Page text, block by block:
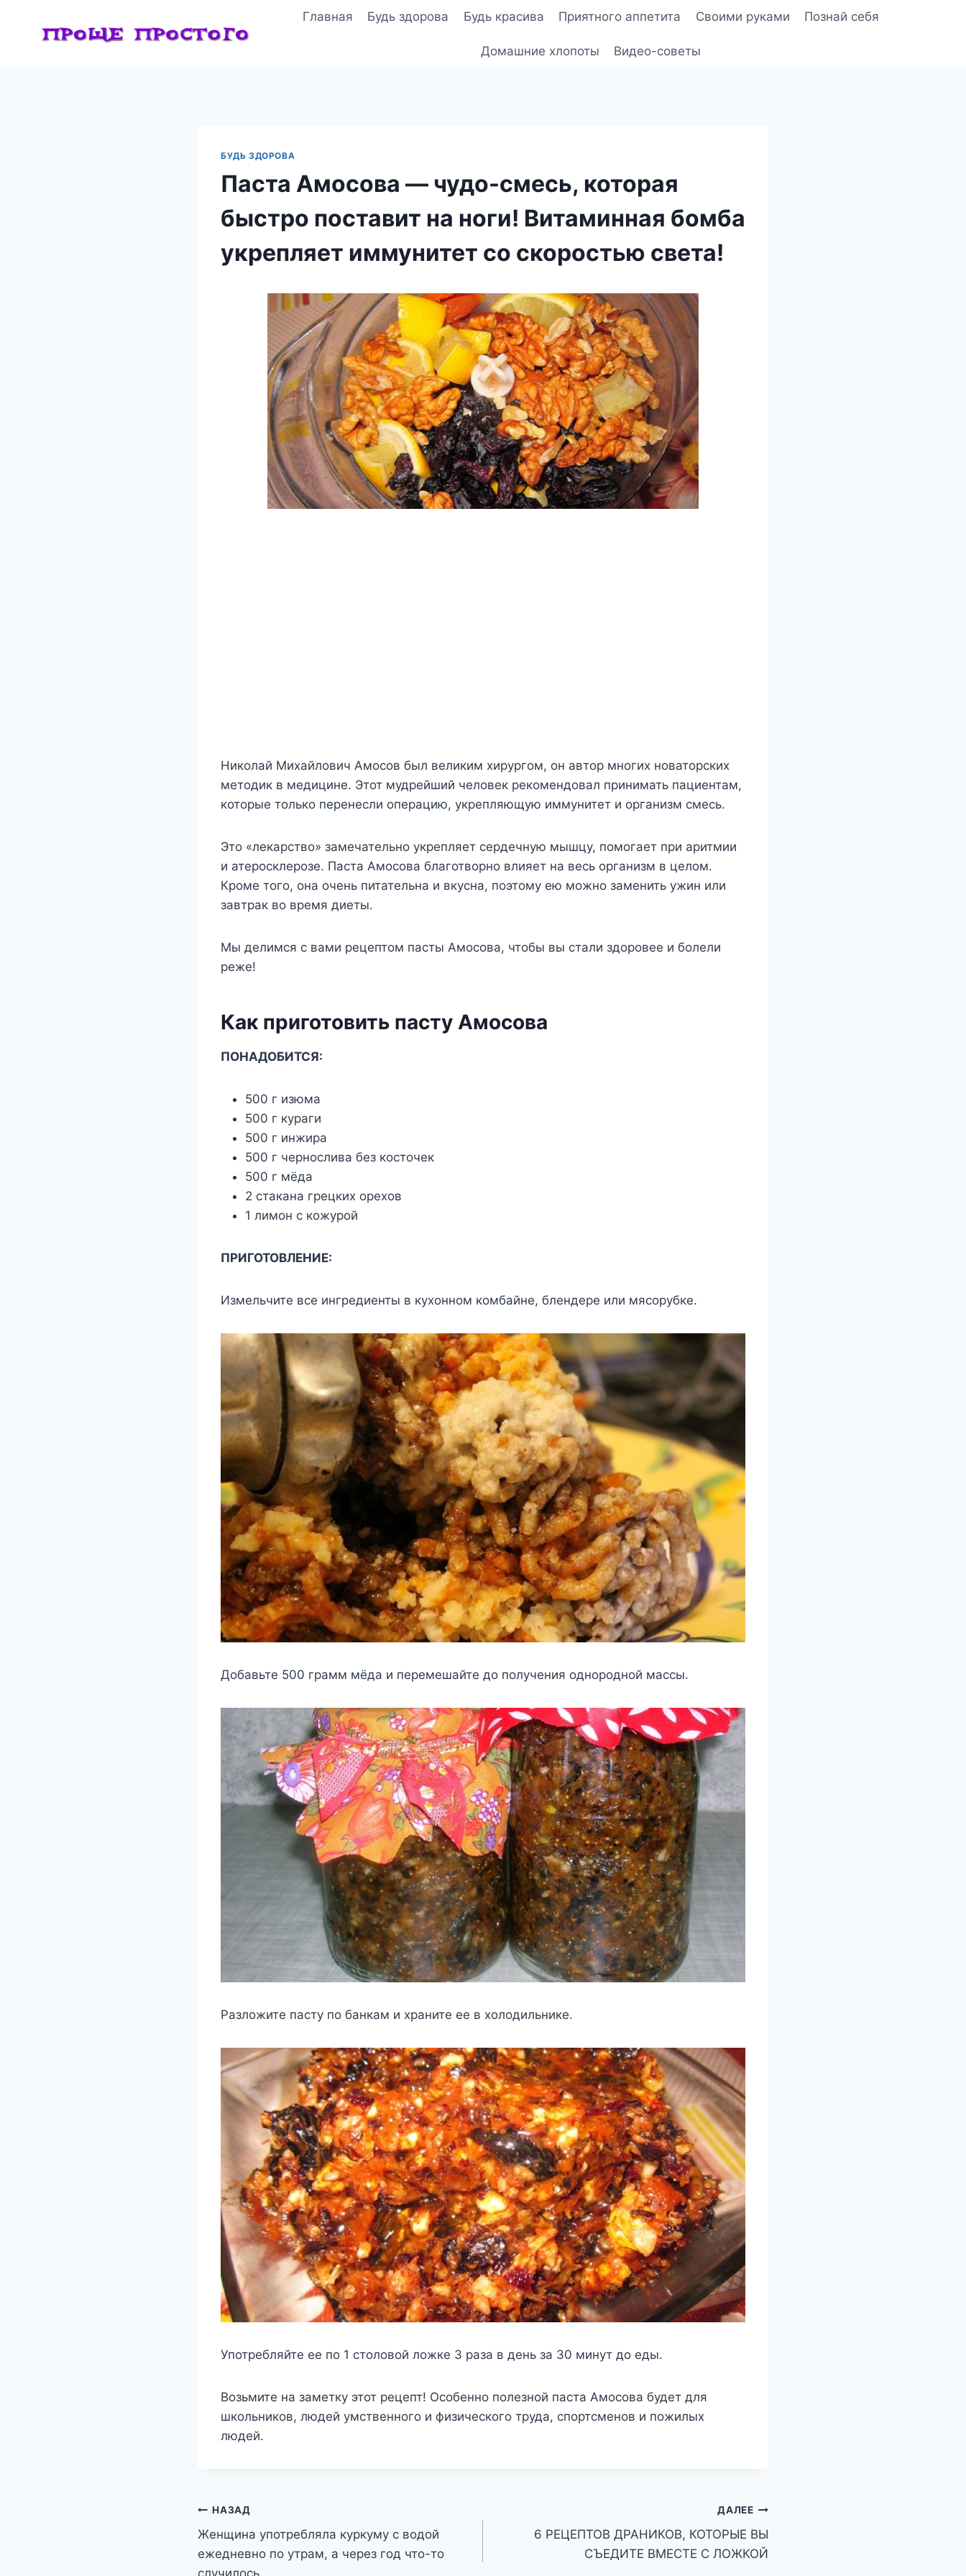
Главная Будь здорова Будь красива Приятного аппетита Своими руками Познай себя
Домашние хлопоты Видео-советы
БУДЬ ЗДОРОВА
Паста Амосова — чудо-смесь, которая
быстро поставит на ноги! Витаминная бомба
укрепляет иммунитет со скоростью света!
Николай Михайлович Амосов был великим хирургом, он автор многих новаторских
методик в медицине. Этот мудрейший человек рекомендовал принимать пациентам,
которые только перенесли операцию, укрепляющую иммунитет и организм смесь.
Это «лекарство» замечательно укрепляет сердечную мышцу, помогает при аритмии
и атеросклерозе. Паста Амосова благотворно влияет на весь организм в целом.
Кроме того, она очень питательна и вкусна, поэтому ею можно заменить ужин или
завтрак во время диеты.
Мы делимся с вами рецептом пасты Амосова, чтобы вы стали здоровее и болели
реже!
Как приготовить пасту Амосова
ПОНАДОБИТСЯ:
500 г изюма
500 г кураги
500 г инжира
500 г чернослива без косточек
500 г мëда
2 стакана грецких орехов
1 лимон с кожурой
ПРИГОТОВЛЕНИЕ:
Измельчите все ингредиенты в кухонном комбайне, блендере или мясорубке.
Добавьте 500 грамм мёда и перемешайте до получения однородной массы.
Разложите пасту по банкам и храните ее в холодильнике.
Употребляйте ее по 1 столовой ложке 3 раза в день за 30 минут до еды.
Возьмите на заметку этот рецепт! Особенно полезной паста Амосова будет для
школьников, людей умственного и физического труда, спортсменов и пожилых
людей.
Навигация
по
НАЗАД
Женщина употребляла куркуму с водой
ежедневно по утрам, а через год что-то
ДАЛЕЕ
6 РЕЦЕПТОВ ДРАНИКОВ, КОТОРЫЕ ВЫ
СЪЕДИТЕ ВМЕСТЕ С ЛОЖКОЙ